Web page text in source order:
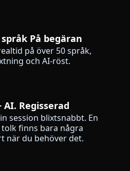
På begäran
på över 50 språk,
och AI-röst.
Regisserad
session blixtsnabbt. En
finns bara några
när du behöver det.